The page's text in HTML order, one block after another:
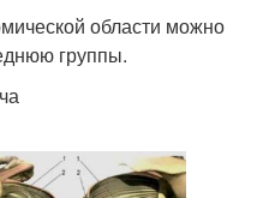
области можно
группы.